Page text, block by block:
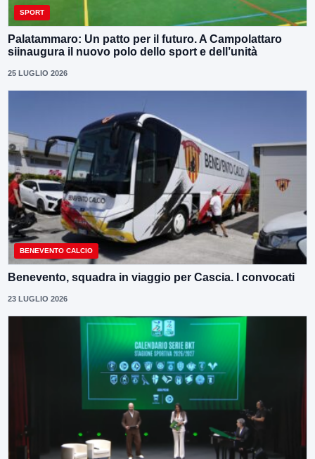
SPORT
Palatammaro: Un patto per il futuro. A Campolattaro
siinaugura il nuovo polo dello sport e dell’unità
25 LUGLIO 2026
BENEVENTO CALCIO
Benevento, squadra in viaggio per Cascia. I convocati
23 LUGLIO 2026